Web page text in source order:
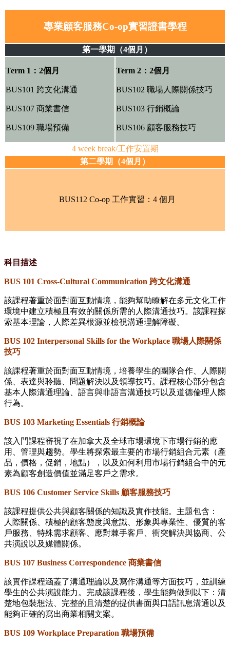
專業顧客服務Co-op實習證書學程
第一學期（4個月）
Term 1：2個月
BUS101 跨文化溝通
BUS107 商業書信
BUS109 職場預備
Term 2：2個月
BUS102 職場人際關係技巧
BUS103 行銷概論
BUS106 顧客服務技巧
4 week break/工作安置期
第二學期（4個月）
BUS112 Co-op 工作實習：4 個月
科目描述
BUS 101 Cross-Cultural Communication 跨文化溝通
該課程著重於面對面互動情境，能夠幫助瞭解在多元文化工作
環境中建立積極且有效的關係所需的人際溝通技巧。該課程探
索基本理論，人際差異根源並檢視溝通理解障礙。
BUS 102 Interpersonal Skills for the Workplace 職場人際關係
技巧
該課程著重於面對面互動情境，培養學生的團隊合作、人際關
係、表達與聆聽、問題解決以及領導技巧。課程核心部分包含
基本人際溝通理論、語言與非語言溝通技巧以及道德倫理人際
行為。
BUS 103 Marketing Essentials 行銷概論
該入門課程審視了在加拿大及全球市場環境下市場行銷的應
用、管理與趨勢。學生將探索最主要的市場行銷組合元素（產
品，價格，促銷，地點），以及如何利用市場行銷組合中的元
素為顧客創造價值並滿足客戶之需求。
BUS 106 Customer Service Skills 顧客服務技巧
該課程提供公共與顧客關係的知識及實作技能。主題包含：
人際關係、積極的顧客態度與意識、形象與專業性、優質的客
戶服務、特殊需求顧客、應對棘手客戶、衝突解決與協商、公
共演說以及媒體關係。
BUS 107 Business Correspondence 商業書信
該實作課程涵蓋了溝通理論以及寫作溝通等方面技巧，並訓練
學生的公共演說能力。完成該課程後，學生能夠做到以下：清
楚地包裝想法、完整的且清楚的提供書面與口語訊息溝通以及
能夠正確的寫出商業相關文案。
BUS 109 Workplace Preparation 職場預備